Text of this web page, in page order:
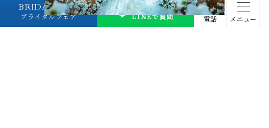
BRIDAL FAIR
ブライダルフェア
プランナーに
LINEで質問
電話 メニュー